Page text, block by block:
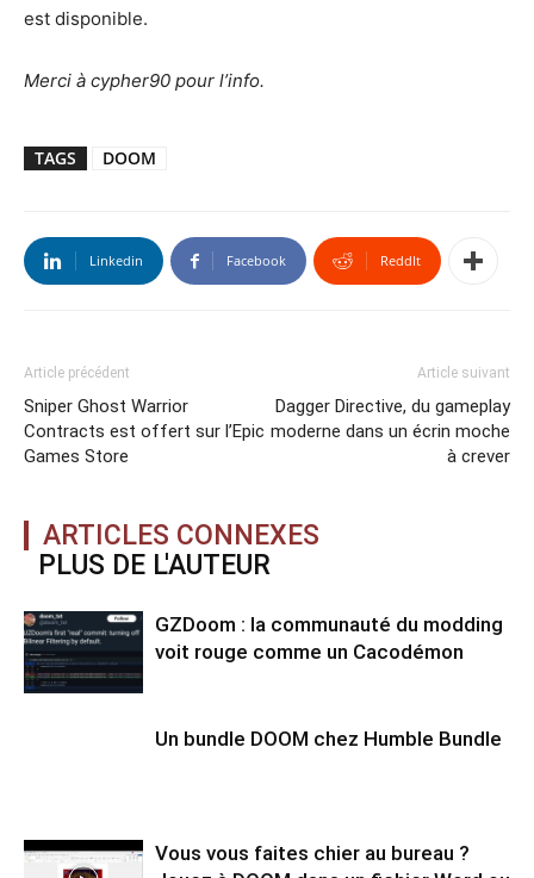
est disponible.
Merci à cypher90 pour l’info.
TAGS DOOM
Linkedin Facebook ReddIt
Article précédent
Sniper Ghost Warrior
Contracts est offert sur l’Epic
Games Store
Article suivant
Dagger Directive, du gameplay
moderne dans un écrin moche
à crever
ARTICLES CONNEXES
PLUS DE L'AUTEUR
GZDoom : la communauté du modding
voit rouge comme un Cacodémon
Un bundle DOOM chez Humble Bundle
Vous vous faites chier au bureau ?